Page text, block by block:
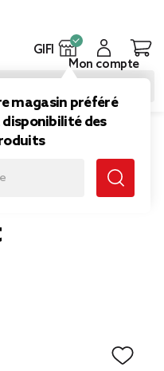
GIFI
magasin préféré
des
Mon compte
1L
plastique